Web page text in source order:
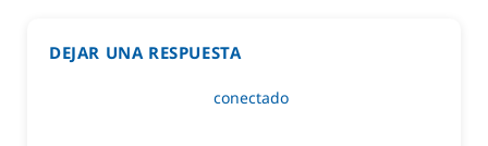
DEJAR UNA RESPUESTA
conectado